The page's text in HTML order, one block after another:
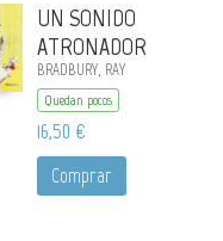
UN SONIDO
ATRONADOR
BRADBURY, RAY
Quedan pocos
16,50 €
Comprar